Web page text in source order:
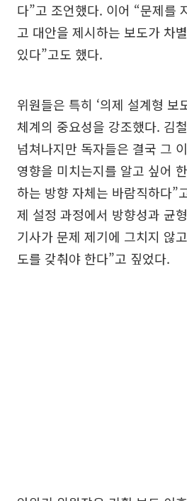
다”고 조언했다. 이어 “문제를
고 대안을 제시하는 보도가 차
있다”고도 했다.
위원들은 특히 ‘의제 설계형 보
체계의 중요성을 강조했다. 김
넘쳐나지만 독자들은 결국 그
영향을 미치는지를 알고 싶어
하는 방향 자체는 바람직하다”
제 설정 과정에서 방향성과 균
기사가 문제 제기에 그치지 않
도를 갖춰야 한다”고 짚었다.